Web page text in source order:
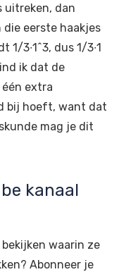
uitreken, dan
die eerste haakjes
3∙1^3, dus 1/3∙1
ik dat de
extra
bij hoeft, want dat
mag je dit
kanaal
bekijken waarin ze
Abonneer je